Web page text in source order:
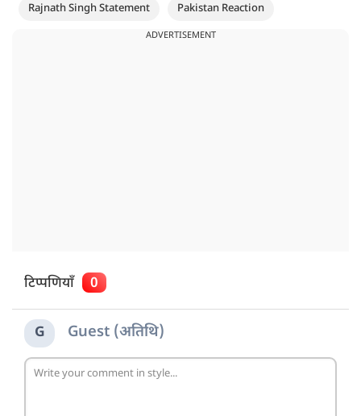
Rajnath Singh Statement
Pakistan Reaction
ADVERTISEMENT
टिप्पणियाँ 0
G Guest (अतिथि)